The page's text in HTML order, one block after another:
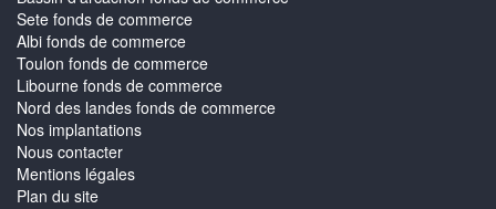
Sete fonds de commerce
Albi fonds de commerce
Toulon fonds de commerce
Libourne fonds de commerce
Nord des landes fonds de commerce
Nos implantations
Nous contacter
Mentions légales
Plan du site